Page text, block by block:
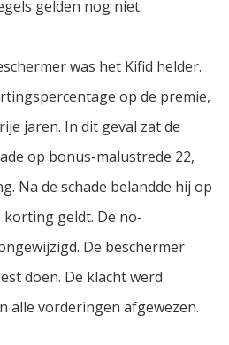
gelden nog niet.
was het Kifid helder.
op de premie,
jaren. In dit geval zat de
op bonus-malustrede 22,
Na de schade belandde hij op
korting geldt. De no-
De beschermer
doen. De klacht werd
alle vorderingen afgewezen.